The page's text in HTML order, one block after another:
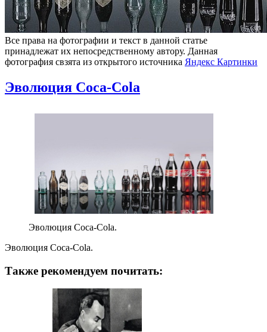
Все права на фотографии и текст в данной статье
принадлежат их непосредственному автору. Данная
фотография свзята из открытого источника Яндекс Картинки
Эволюция Coca-Colа
Эволюция Coca-Colа.
Эволюция Coca-Colа.
Также рекомендуем почитать: